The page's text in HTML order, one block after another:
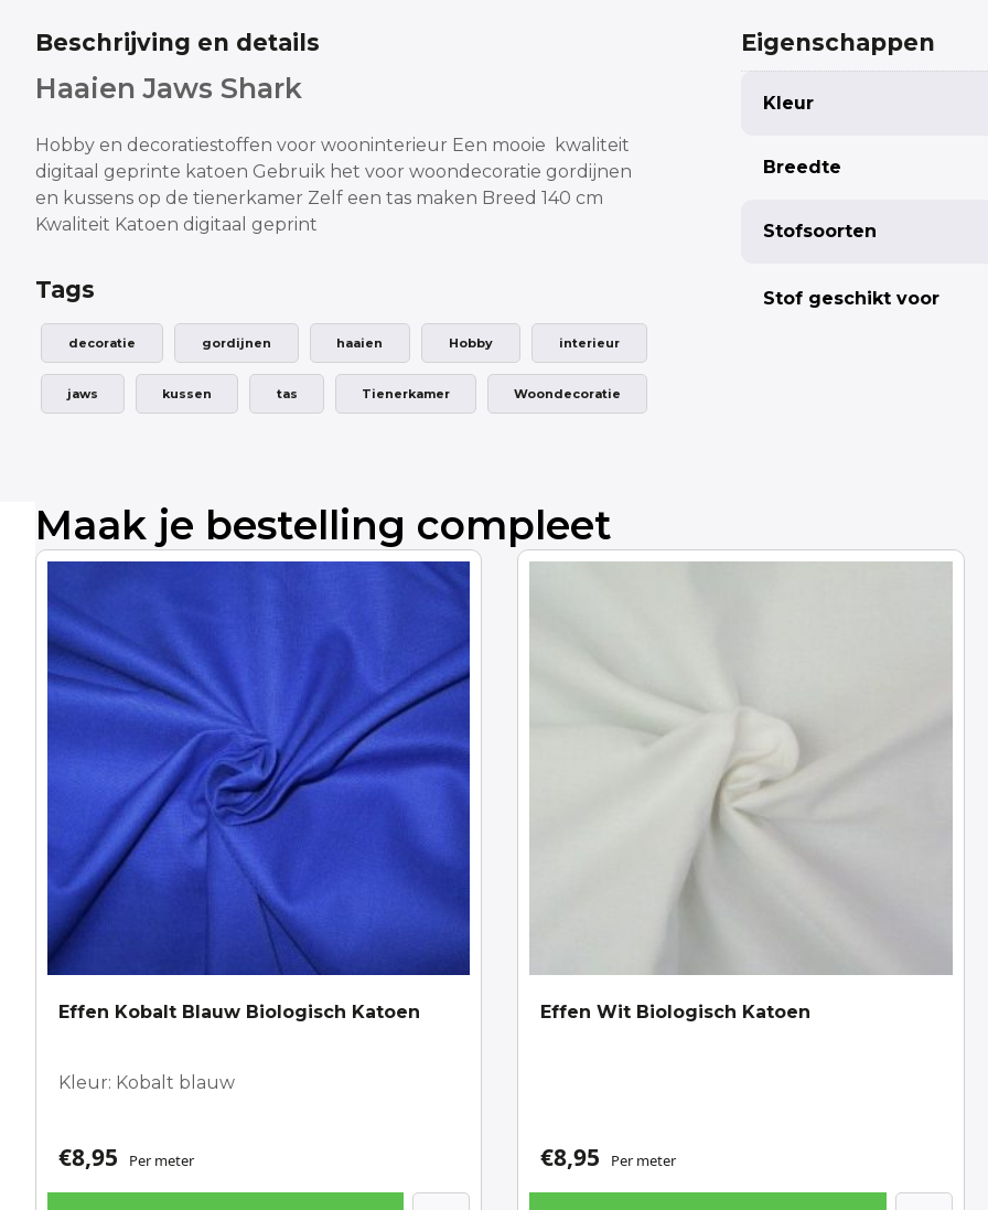
Totaal:
Beschrijving en details
Haaien Jaws Shark
Hobby en decoratiestoffen voor wooninterieur Een mooie kwaliteit
digitaal geprinte katoen Gebruik het voor woondecoratie gordijnen
en kussens op de tienerkamer Zelf een tas maken Breed 140 cm
Kwaliteit Katoen digitaal geprint
Tags
decoratie gordijnen haaien Hobby interieur
jaws kussen tas Tienerkamer Woondecoratie
Eigenschappen
Kleur
Breedte
Stofsoorten
Stof geschikt voor
Maak je bestelling compleet
Effen Kobalt Blauw Biologisch Katoen
Kleur: Kobalt blauw
€8,95 Per meter
Effen Wit Biologisch Katoen
€8,95 Per meter